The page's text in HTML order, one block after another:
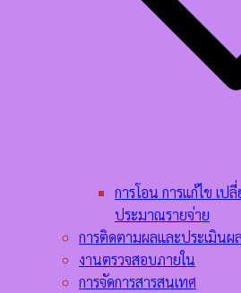
การโอน การแก้ไข เป
ประมาณรายจ่าย
การติดตามผลและประเมินผล
งานตรวจสอบภายใน
การจัดการสารสนเทศ